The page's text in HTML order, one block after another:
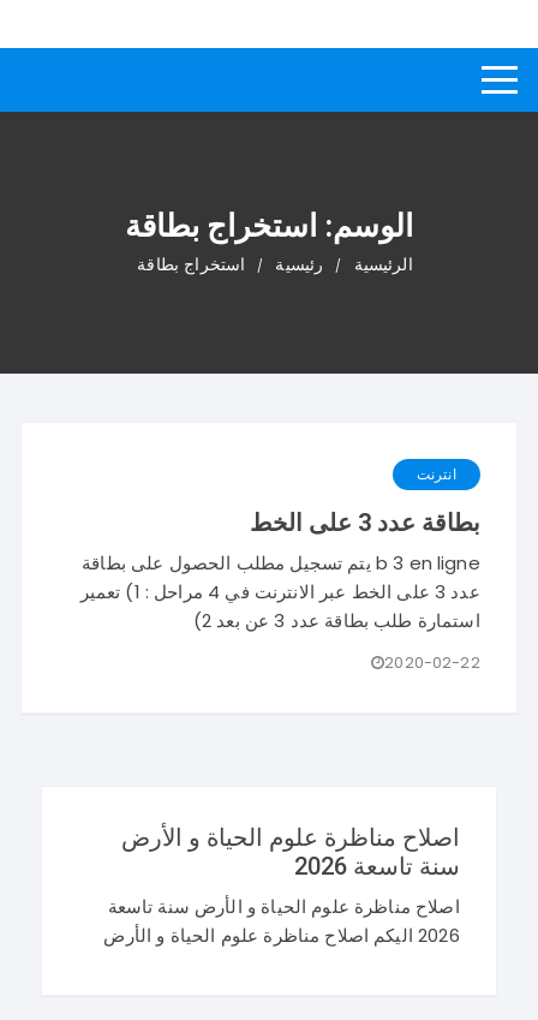
المحتوى
الوسم: استخراج بطاقة
الرئيسية رئيسية استخراج بطاقة
انترنت
بطاقة عدد 3 على الخط
b 3 en ligne يتم تسجيل مطلب الحصول على بطاقة
عدد 3 على الخط عبر الانترنت في 4 مراحل : 1) تعمير
استمارة طلب بطاقة عدد 3 عن بعد 2)
2020-02-22
اصلاح مناظرة علوم الحياة و الأرض
سنة تاسعة 2026
اصلاح مناظرة علوم الحياة و الأرض سنة تاسعة
2026 اليكم اصلاح مناظرة علوم الحياة و الأرض